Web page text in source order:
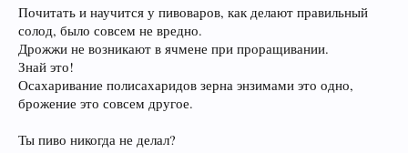
В случае, если Вы не знаете в какую тему
просьба уточнить в чате этот момент, Вам
Почитать и научится у пивоваров, как делают правильный
солод, было совсем не вредно.
Дрожжи не возникают в ячмене при проращивании.
Знай это!
Осахаривание полисахаридов зерна энзимами это одно,
брожение это совсем другое.
Ты пиво никогда не делал?